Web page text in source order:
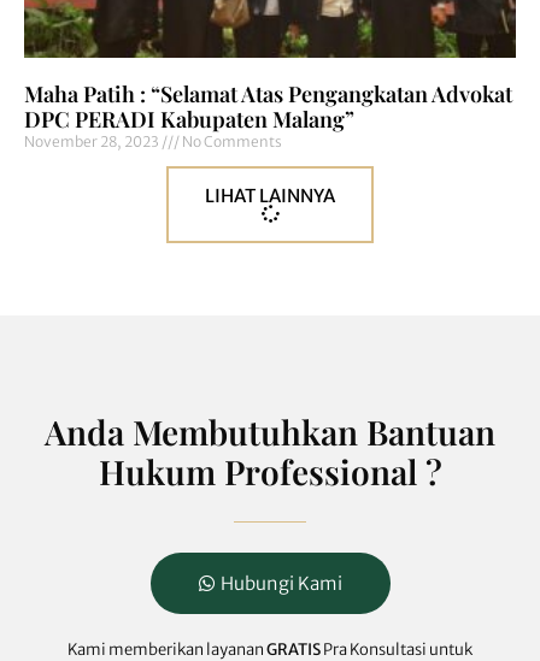
Maha Patih : “Selamat Atas Pengangkatan Advokat
DPC PERADI Kabupaten Malang”
November 28, 2023 No Comments
LIHAT LAINNYA
Anda Membutuhkan Bantuan
Hukum Professional ?
Hubungi Kami
Kami memberikan layananGRATISPra Konsultasi untuk